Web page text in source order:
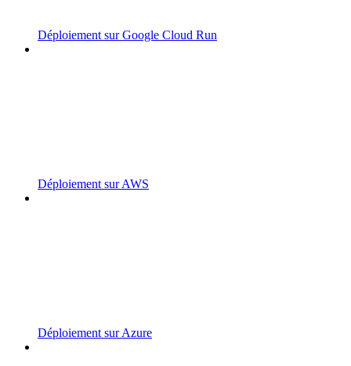
Déploiement sur Google Cloud Run
Déploiement sur AWS
Déploiement sur Azure